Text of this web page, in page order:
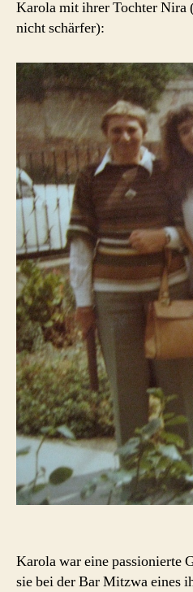
Karola mit ihrer Tochter Nira
nicht schärfer):
Karola war eine passionierte
sie bei der Bar Mitzwa eines